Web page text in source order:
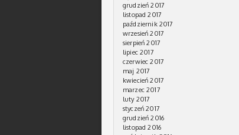
grudzień 2017
listopad 2017
październik 2017
wrzesień 2017
sierpień 2017
lipiec 2017
czerwiec 2017
maj 2017
kwiecień 2017
marzec 2017
luty 2017
styczeń 2017
grudzień 2016
listopad 2016